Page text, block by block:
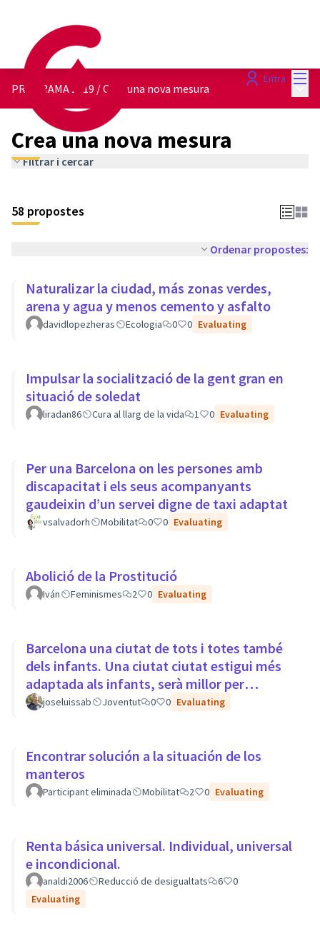
Entra
PROGRAMA 2019 /Crea una nova mesura
Crea una nova mesura
Filtrar i cercar
58 propostes
Ordenar propostes:
Naturalizar la ciudad, más zonas verdes,
arena y agua y menos cemento y asfalto
davidlopezheras Ecologia 0 0 Evaluating
Impulsar la socialització de la gent gran en
situació de soledat
liradan86 Cura al llarg de la vida 1 0 Evaluating
Per una Barcelona on les persones amb
discapacitat i els seus acompanyants
gaudeixin d’un servei digne de taxi adaptat
vsalvadorh Mobilitat 0 0 Evaluating
Abolició de la Prostitució
Iván Feminismes 2 0 Evaluating
Barcelona una ciutat de tots i totes també
dels infants. Una ciutat ciutat estigui més
adaptada als infants, serà millor per
tothom.
joseluissab Joventut 0 0 Evaluating
Encontrar solución a la situación de los
manteros
Participant eliminada Mobilitat 2 0 Evaluating
Renta básica universal. Individual, universal
e incondicional.
analdi2006 Reducció de desigualtats 6
0
Evaluating